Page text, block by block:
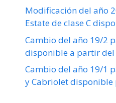
Modificación del año
Estate de clase C
Cambio del año 19/2
disponible a partir del
Cambio del año 19/1
y Cabriolet